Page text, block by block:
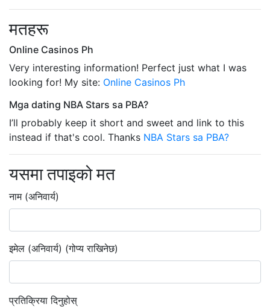
मतहरू
Online Casinos Ph
Very interesting information! Perfect just what I was
looking for! My site: Online Casinos Ph
Mga dating NBA Stars sa PBA?
I’ll probably keep it short and sweet and link to this
instead if that's cool. Thanks NBA Stars sa PBA?
यसमा तपाइको मत
नाम (अनिवार्य)
इमेल (अनिवार्य) (गोप्य राखिनेछ)
प्रतिक्रिया दिनुहोस्